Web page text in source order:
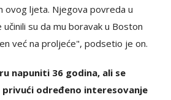
ovog ljeta. Njegova povreda u
su da mu boravak u Boston
već na proljeće", podsetio je on.
napuniti 36 godina, ali se
određeno interesovanje